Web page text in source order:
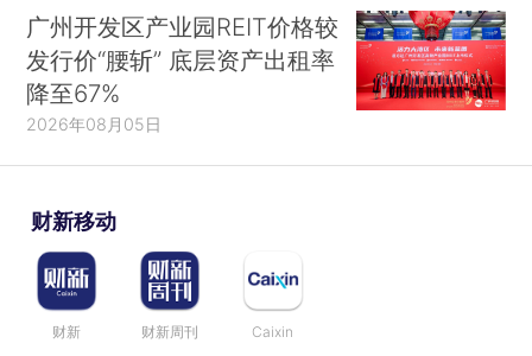
广州开发区产业园REIT价格较
发行价“腰斩” 底层资产出租率
降至67%
2026年08月05日
财新移动
财新 财新周刊 Caixin